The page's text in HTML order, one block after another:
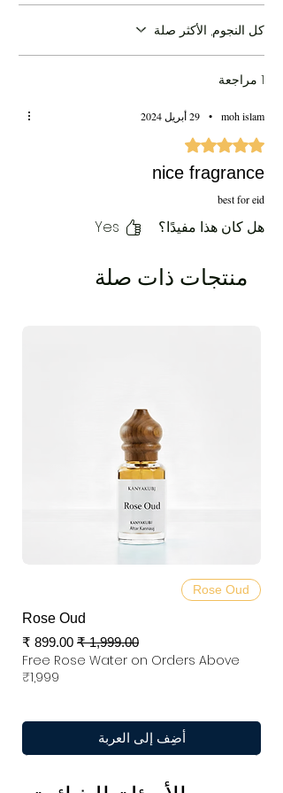
كل النجوم, الأكثر صلة
1 مراجعة
moh islam
• 29 أبريل 2024
تم التقييم بـ 5 من أصل 5 نجوم.
nice fragrance
best for eid
هل كان هذا مفيدًا؟ Yes
منتجات ذات صلة
Rose Oud
Rose Oud
سعر عادي سعر البيع
Free Rose Water on Orders Above
₹1,999
أضِف إلى العربة